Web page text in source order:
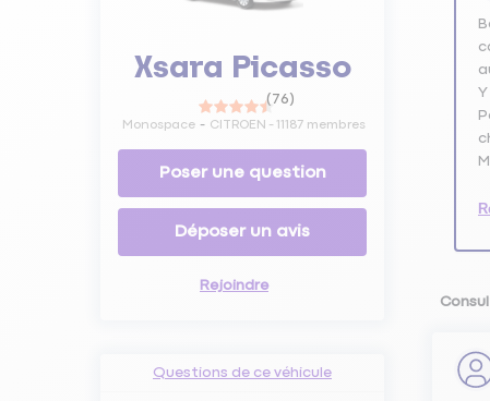
Xsara Picasso
(76)
Monospace CITROEN - 11187membres
Poser une question
Déposer un avis
Rejoindre
Questions de ce véhicule